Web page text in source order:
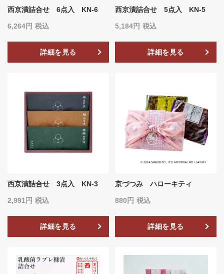
西京漬詰合せ 6点入 KN-6
6,264 税込
詳細を見る
西京漬詰合せ 5点入 KN-5
5,184 税込
詳細を見る
西京漬詰合せ 3点入 KN-3
2,991 税込
詳細を見る
京づつみ ハローキティ
880 税込
詳細を見る